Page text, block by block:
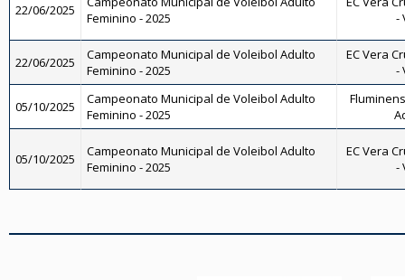
22/06/2025
Feminino - 2025
-
22/06/2025
Campeonato Municipal de Voleibol Adulto
Feminino - 2025
EC Vera
-
05/10/2025
Campeonato Municipal de Voleibol Adulto
Feminino - 2025
05/10/2025
Campeonato Municipal de Voleibol Adulto
Feminino - 2025
EC Vera
-